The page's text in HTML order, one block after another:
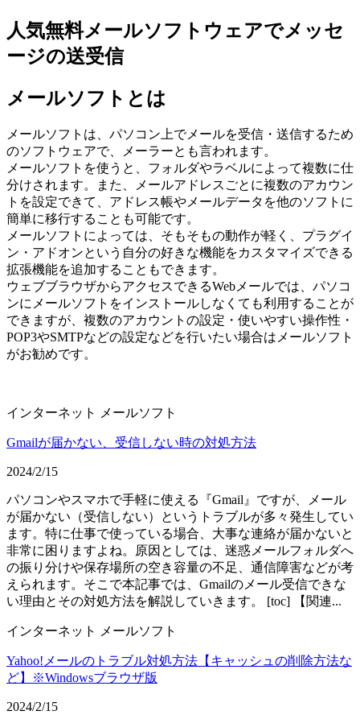
人気無料メールソフトウェアでメッセ
ージの送受信
メールソフトとは
メールソフトは、パソコン上でメールを受信・送信するため
のソフトウェアで、メーラーとも言われます。
メールソフトを使うと、フォルダやラベルによって複数に仕
分けされます。また、メールアドレスごとに複数のアカウン
トを設定できて、アドレス帳やメールデータを他のソフトに
簡単に移行することも可能です。
メールソフトによっては、そもそもの動作が軽く、プラグイ
ン・アドオンという自分の好きな機能をカスタマイズできる
拡張機能を追加することもできます。
ウェブブラウザからアクセスできるWebメールでは、パソコ
ンにメールソフトをインストールしなくても利用することが
できますが、複数のアカウントの設定・使いやすい操作性・
POP3やSMTPなどの設定などを行いたい場合はメールソフト
がお勧めです。
インターネット メールソフト
Gmailが届かない、受信しない時の対処方法
2024/2/15
パソコンやスマホで手軽に使える『Gmail』ですが、メール
が届かない（受信しない）というトラブルが多々発生してい
ます。特に仕事で使っている場合、大事な連絡が届かないと
非常に困りますよね。原因としては、迷惑メールフォルダへ
の振り分けや保存場所の空き容量の不足、通信障害などが考
えられます。そこで本記事では、Gmailのメール受信できな
い理由とその対処方法を解説していきます。 [toc] 【関連...
インターネット メールソフト
Yahoo!メールのトラブル対処方法【キャッシュの削除方法な
ど】※Windowsブラウザ版
2024/2/15